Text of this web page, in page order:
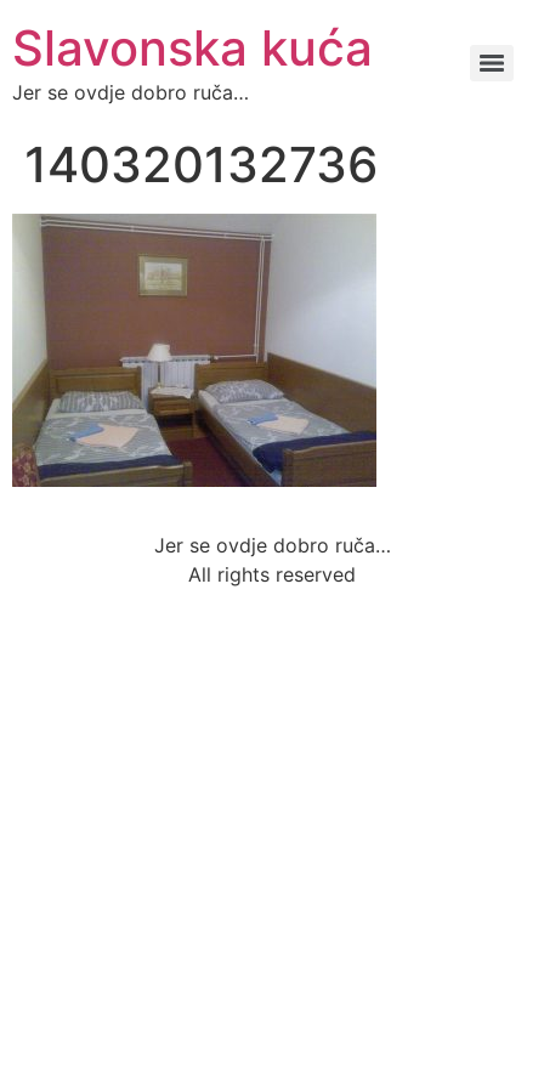
Slavonska kuća
Jer se ovdje dobro ruča…
140320132736
Jer se ovdje dobro ruča…
All rights reserved